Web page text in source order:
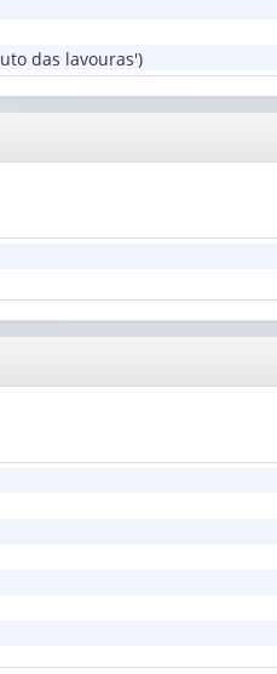
das lavouras')